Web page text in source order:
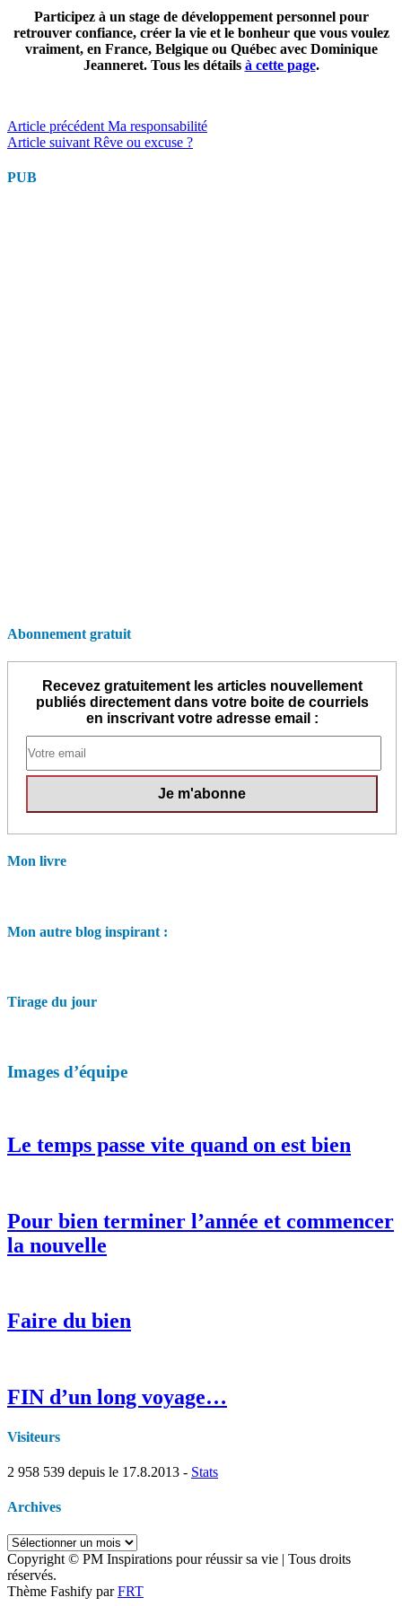
Participez à un stage de développement personnel pour
retrouver confiance, créer la vie et le bonheur que vous voulez
vraiment, en France, Belgique ou Québec avec Dominique
Jeanneret. Tous les détails à cette page.
Lire
la
suite
Article précédent Ma responsabilité
Article suivant Rêve ou excuse ?
PUB
Abonnement gratuit
Recevez gratuitement les articles nouvellement
publiés directement dans votre boite de courriels
en inscrivant votre adresse email :
Mon livre
Mon autre blog inspirant :
Tirage du jour
Images d’équipe
Le temps passe vite quand on est bien
Pour bien terminer l’année et commencer
la nouvelle
Faire du bien
FIN d’un long voyage…
Visiteurs
2 958 539 depuis le 17.8.2013 - Stats
Archives
Archives
Copyright © PM Inspirations pour réussir sa vie | Tous droits
réservés.
Thème Fashify parFRT